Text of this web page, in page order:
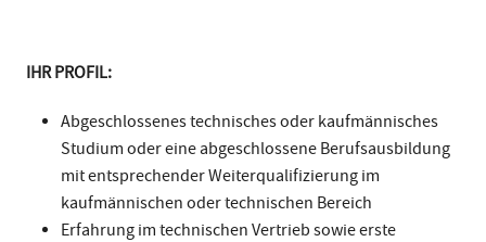
IHR PROFIL:
Abgeschlossenes technisches oder kaufmännisches
Studium oder eine abgeschlossene Berufsausbildung
mit entsprechender Weiterqualifizierung im
kaufmännischen oder technischen Bereich
Erfahrung im technischen Vertrieb sowie erste